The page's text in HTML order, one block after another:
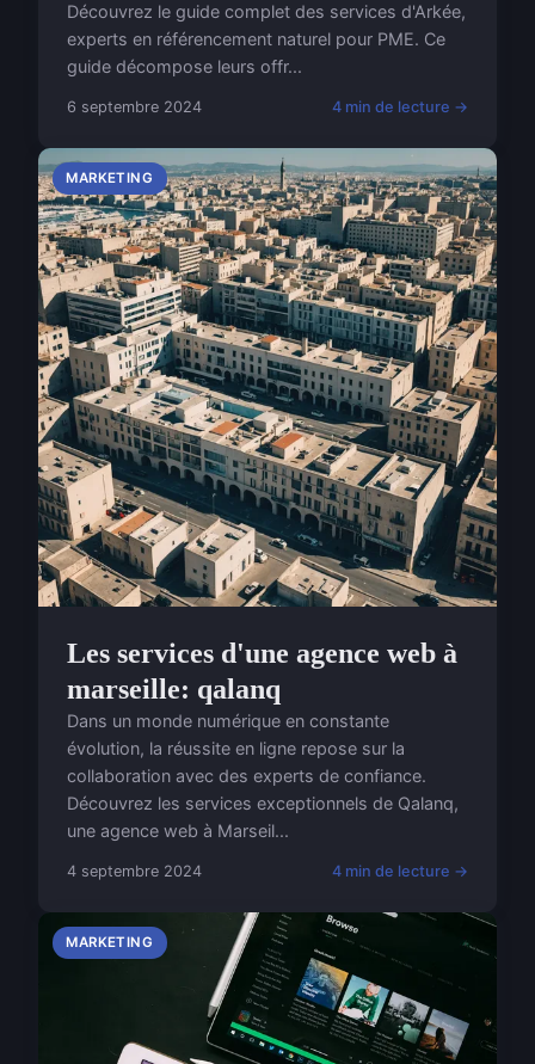
Découvrez le guide complet des services d'Arkée,
experts en référencement naturel pour PME. Ce
guide décompose leurs offr...
6 septembre 2024 4 min de lecture →
MARKETING
Les services d'une agence web à
marseille: qalanq
Dans un monde numérique en constante
évolution, la réussite en ligne repose sur la
collaboration avec des experts de confiance.
Découvrez les services exceptionnels de Qalanq,
une agence web à Marseil...
4 septembre 2024 4 min de lecture →
MARKETING